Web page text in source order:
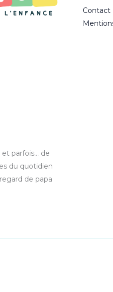
et parfois… de
du quotidien
de papa
Contact